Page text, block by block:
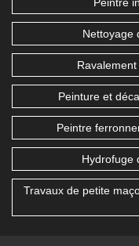
Peintre
Nettoyage
Peinture et
Peintre
Hydrofuge
Travaux de petite